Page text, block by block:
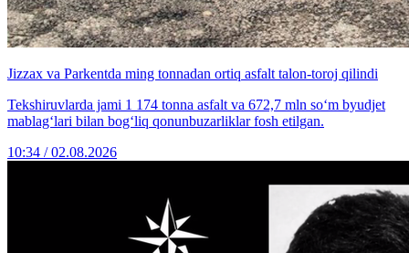
Jizzax va Parkentda ming tonnadan ortiq asfalt talon-toroj qilindi
Tekshiruvlarda jami 1 174 tonna asfalt va 672,7 mln so‘m byudjet
mablag‘lari bilan bog‘liq qonunbuzarliklar fosh etilgan.
10:34 / 02.08.2026